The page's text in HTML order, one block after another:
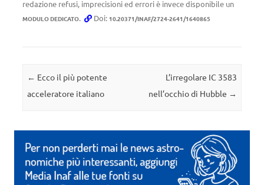
redazione refusi, imprecisioni ed errori è invece disponibile un
MODULO DEDICATO. Doi: 10.20371/INAF/2724-2641/1640865
Navigazione articolo
← Ecco il più potente
acceleratore italiano
L’irregolare IC 3583
nell’occhio di Hubble →